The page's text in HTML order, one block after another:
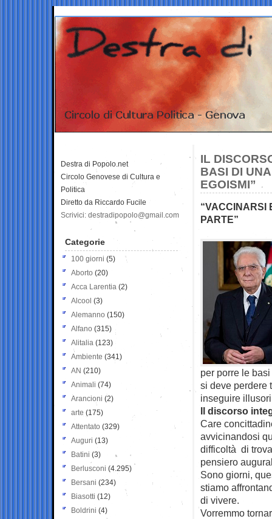
IL
BASI DI
EGOISMI”
“VACCINARSI
PARTE”
per porre le
si deve perdere
inseguire
Il discorso
Care
avvicinandosi
difficoltà di
pensiero
Sono giorni,
stiamo
di vivere.
Vorremmo
Destra di Popolo.net
Circolo Genovese di Cultura e
Politica
Diretto da Riccardo Fucile
Scrivici: destradipopolo@gmail.com
Categorie
100 giorni (5)
Aborto (20)
Acca Larentia (2)
Alcool (3)
Alemanno (150)
Alfano (315)
Alitalia (123)
Ambiente (341)
AN (210)
Animali (74)
Arancioni (2)
arte (175)
Attentato (329)
Auguri (13)
Batini (3)
Berlusconi (4.295)
Bersani (234)
Biasotti (12)
Boldrini (4)